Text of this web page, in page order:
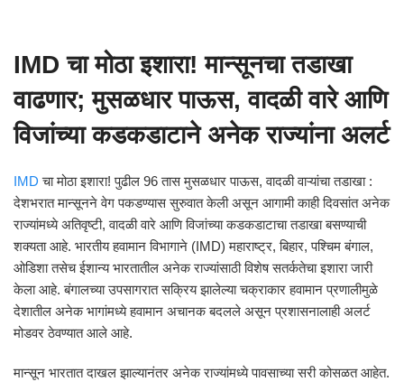
IMD चा मोठा इशारा! मान्सूनचा तडाखा
वाढणार; मुसळधार पाऊस, वादळी वारे आणि
विजांच्या कडकडाटाने अनेक राज्यांना अलर्ट
IMD चा मोठा इशारा! पुढील 96 तास मुसळधार पाऊस, वादळी वाऱ्यांचा तडाखा :
देशभरात मान्सूनने वेग पकडण्यास सुरुवात केली असून आगामी काही दिवसांत अनेक
राज्यांमध्ये अतिवृष्टी, वादळी वारे आणि विजांच्या कडकडाटाचा तडाखा बसण्याची
शक्यता आहे. भारतीय हवामान विभागाने (IMD) महाराष्ट्र, बिहार, पश्चिम बंगाल,
ओडिशा तसेच ईशान्य भारतातील अनेक राज्यांसाठी विशेष सतर्कतेचा इशारा जारी
केला आहे. बंगालच्या उपसागरात सक्रिय झालेल्या चक्राकार हवामान प्रणालीमुळे
देशातील अनेक भागांमध्ये हवामान अचानक बदलले असून प्रशासनालाही अलर्ट
मोडवर ठेवण्यात आले आहे.
मान्सून भारतात दाखल झाल्यानंतर अनेक राज्यांमध्ये पावसाच्या सरी कोसळत आहेत.